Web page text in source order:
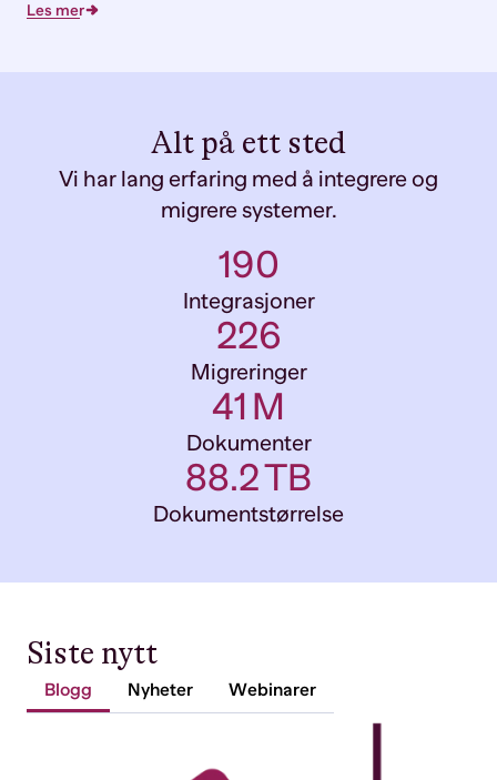
Les mer
Alt på ett sted
Vi har lang erfaring med å integrere og
migrere systemer.
207
Integrasjoner
246
Migreringer
44 M
Dokumenter
96.2TB
Dokumentstørrelse
Siste nytt
Blogg Nyheter Webinarer